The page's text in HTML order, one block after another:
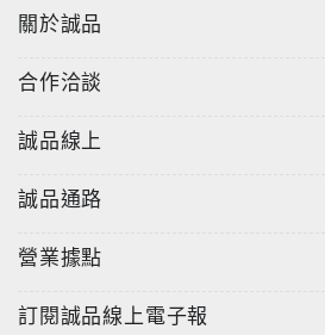
關於誠品
合作洽談
誠品線上
誠品通路
營業據點
訂閱誠品線上電子報